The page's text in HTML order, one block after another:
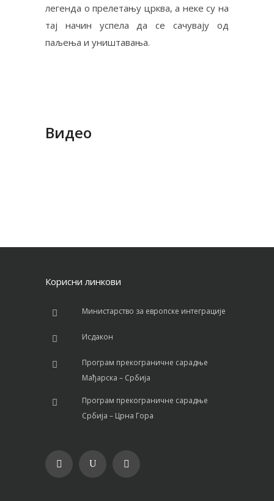
легенда о прелетању црква, а неке су на
тај начин успела да се сачувају од
паљења и уништавања.
Видео
Корисни линкови
Министарство за европске интеграције
Исдакон
Програм прекограничне сарадње
Мађарска – Србија
Програм прекограничне сарадње
Србија – Црна Гора